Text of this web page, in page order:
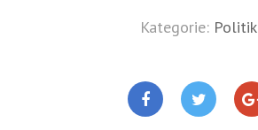
Kategorie: Politik